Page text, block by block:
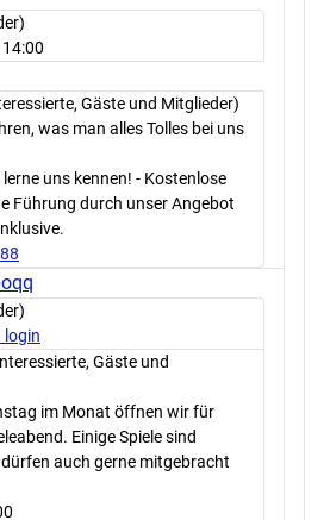
14:00
Gäste und Mitglieder)
was man alles Tolles bei uns
uns kennen! - Kostenlose
Führung durch unser Angebot
login
Gäste und
im Monat öffnen wir für
Einige Spiele sind
auch gerne mitgebracht